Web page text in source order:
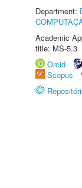
Department:
Academic
title: MS-5.3
Orcid
Scopus